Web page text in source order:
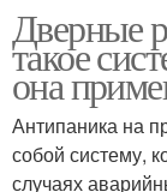
Дверные
такое
она
Антипаника на
собой систему,
случаях